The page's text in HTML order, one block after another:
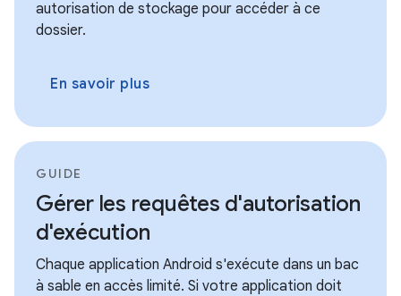
autorisation de stockage pour accéder à ce
dossier.
En savoir plus
GUIDE
Gérer les requêtes d'autorisation
d'exécution
Chaque application Android s'exécute dans un bac
à sable en accès limité. Si votre application doit